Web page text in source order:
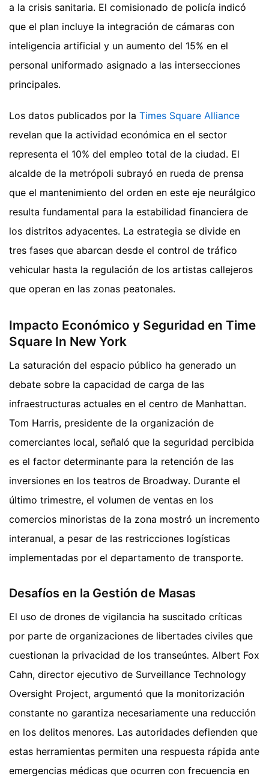
a la crisis sanitaria. El comisionado de policía indicó
que el plan incluye la integración de cámaras con
inteligencia artificial y un aumento del 15% en el
personal uniformado asignado a las intersecciones
principales.
Los datos publicados por la Times Square Alliance
revelan que la actividad económica en el sector
representa el 10% del empleo total de la ciudad. El
alcalde de la metrópoli subrayó en rueda de prensa
que el mantenimiento del orden en este eje neurálgico
resulta fundamental para la estabilidad financiera de
los distritos adyacentes. La estrategia se divide en
tres fases que abarcan desde el control de tráfico
vehicular hasta la regulación de los artistas callejeros
que operan en las zonas peatonales.
Impacto Económico y Seguridad en Time
Square In New York
La saturación del espacio público ha generado un
debate sobre la capacidad de carga de las
infraestructuras actuales en el centro de Manhattan.
Tom Harris, presidente de la organización de
comerciantes local, señaló que la seguridad percibida
es el factor determinante para la retención de las
inversiones en los teatros de Broadway. Durante el
último trimestre, el volumen de ventas en los
comercios minoristas de la zona mostró un incremento
interanual, a pesar de las restricciones logísticas
implementadas por el departamento de transporte.
Desafíos en la Gestión de Masas
El uso de drones de vigilancia ha suscitado críticas
por parte de organizaciones de libertades civiles que
cuestionan la privacidad de los transeúntes. Albert Fox
Cahn, director ejecutivo de Surveillance Technology
Oversight Project, argumentó que la monitorización
constante no garantiza necesariamente una reducción
en los delitos menores. Las autoridades defienden que
estas herramientas permiten una respuesta rápida ante
emergencias médicas que ocurren con frecuencia en